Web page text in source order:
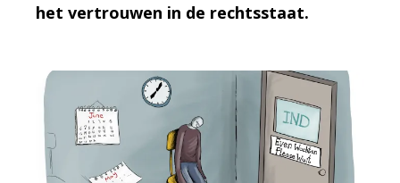
het vertrouwen in de rechtsstaat.